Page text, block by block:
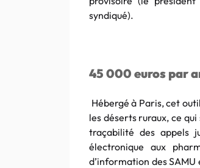
syndiqué).
45 000 euros par
Hébergé à Paris, cet
les déserts ruraux, ce
traçabilité des appels
électronique aux
d’information des